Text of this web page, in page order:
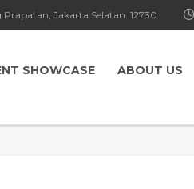
Jakarta Selatan. 12730
SHOWCASE ABOUT US